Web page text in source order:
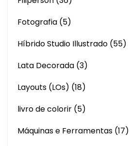
Fotografia (5)
Híbrido Studio Illustrado (55)
Lata Decorada (3)
Layouts (LOs) (18)
livro de colorir (5)
Máquinas e Ferramentas (17)